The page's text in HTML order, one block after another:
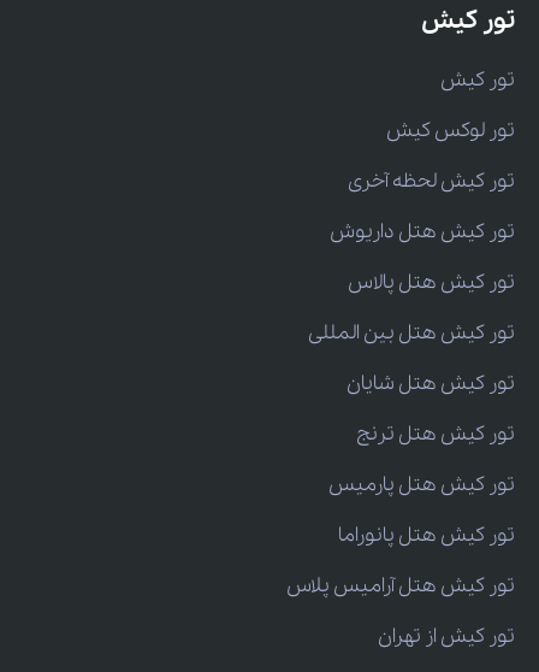
تور کیش
تور کیش
تور لوکس کیش
تور کیش لحظه آخری
تور کیش هتل داریوش
تور کیش هتل پالاس
تور کیش هتل بین المللی
تور کیش هتل شایان
تور کیش هتل ترنج
تور کیش هتل پارمیس
تور کیش هتل پانوراما
تور کیش هتل آرامیس پلاس
تور کیش از تهران